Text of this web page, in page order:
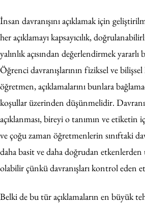
İnsan davranışını açıklamak için
her açıklamayı kapsayıcılık,
yalınlık açısından değerlendirmek yararlı
Öğrenci davranışlarının fiziksel ve
öğretmen, açıklamalarını bunlara
koşullar üzerinden düşünmelidir.
açıklanması, bireyi o tanımın ve
ve çoğu zaman öğretmenlerin sınıftaki
daha basit ve daha doğrudan etkenlerden
olabilir çünkü davranışları kontrol eden
Belki de bu tür açıklamaların en büyük